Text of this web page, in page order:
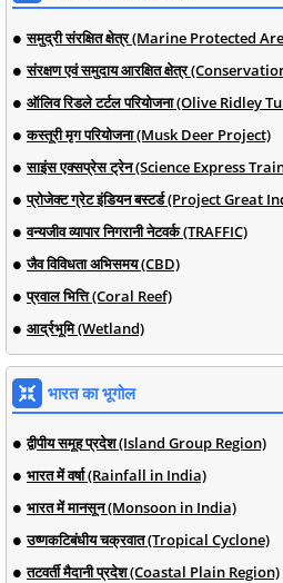
समुद्री संरक्षित क्षेत्र (Marine Protected
संरक्षण एवं समुदाय आरक्षित क्षेत्र
ऑलिव रिडले टर्टल परियोजना (Olive Ridley
कस्तूरी मृग परियोजना (Musk Deer Project)
साइंस एक्सप्रेस ट्रेन (Science Express
प्रोजेक्ट ग्रेट इंडियन बस्टर्ड (Project Great
वन्यजीव व्यापार निगरानी नेटवर्क (TRAFFIC)
जैव विविधता अभिसमय (CBD)
प्रवाल भित्ति (Coral Reef)
आर्द्रभूमि (Wetland)
भारत का भूगोल
द्वीपीय समूह प्रदेश (Island Group Region)
भारत में वर्षा (Rainfall in India)
भारत में मानसून (Monsoon in India)
उष्णकटिबंधीय चक्रवात (Tropical Cyclone)
तटवर्ती मैदानी प्रदेश (Coastal Plain Region)